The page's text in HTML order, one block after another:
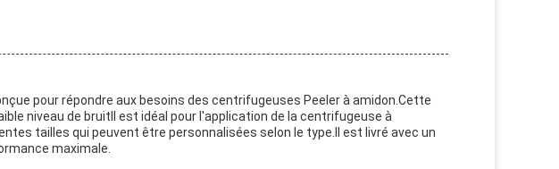
pour répondre aux besoins des centrifugeuses Peeler à amidon.Cette
niveau de bruitIl est idéal pour l'application de la centrifugeuse à
tailles qui peuvent être personnalisées selon le type.Il est livré avec un
maximale.